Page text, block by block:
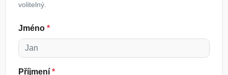
volitelný.
Jméno *
Příjmení *